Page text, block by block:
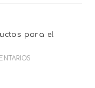
para el